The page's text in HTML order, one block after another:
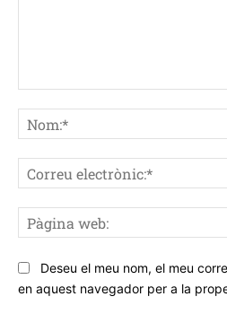
Deseu el meu nom, el meu
en aquest navegador per a la